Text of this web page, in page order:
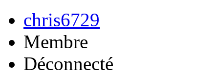
chris6729
Membre
Déconnecté